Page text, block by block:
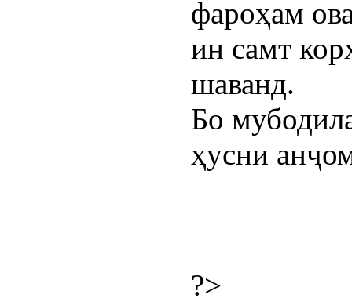
фароҳам
ин самт
шаванд.
Бо
ҳусни
?>